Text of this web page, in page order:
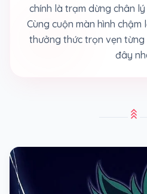
chính là trạm dừng chân
Cùng cuộn màn hình
thưởng thức trọn vẹn từng
đây
stat_3